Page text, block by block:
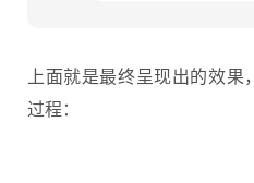
上面就是最终呈现出的效
过程：